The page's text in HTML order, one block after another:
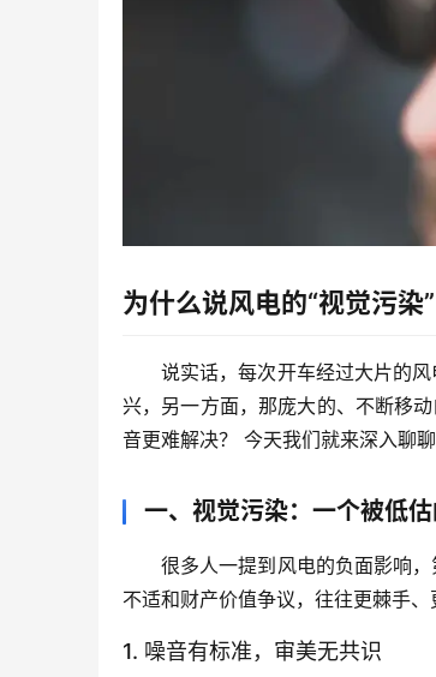
为什么说风电的“视觉污染
说实话，每次开车经过大片的
兴，另一方面，那庞大的、不断移
音更难解决？
今天我们就来深入聊
一、视觉污染：一个被低估
很多人一提到风电的负面影响
不适和财产价值争议，往往更棘手、
1. 噪音有标准，审美无共识